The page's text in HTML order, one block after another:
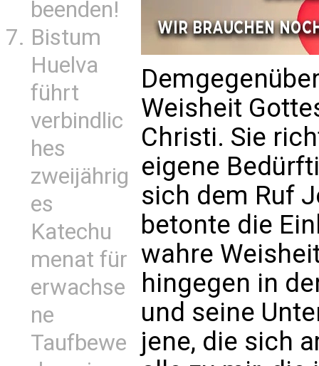
beenden!
Bistum
Huelva
führt
verbindlic
hes
zweijährig
es
Katechu
menat für
erwachse
ne
Taufbewe
Weisheit
Christi. Sie
eigene
sich dem Ruf
betonte die
wahre
hingegen in
und seine
jene, die sich